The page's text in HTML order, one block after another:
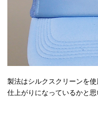
製法はシルクスクリーンを
仕上がりになっているかと思